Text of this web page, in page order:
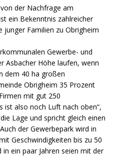
der Nachfrage am
ein Bekenntnis zahlreicher
junger Familien zu Obrigheim
Gewerbe- und
Asbacher Höhe laufen, wenn
dem 40 ha großen
Obrigheim 35 Prozent
mit gut 250
ist also noch Luft nach oben“,
Lage und spricht gleich einen
der Gewerbepark wird in
Geschwindigkeiten bis zu 50
ein paar Jahren seien mit der